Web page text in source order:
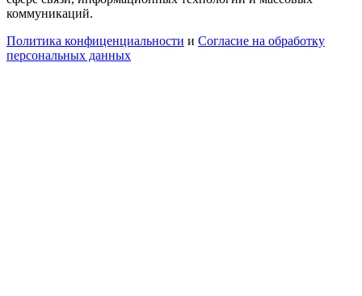
коммуникаций.
Политика конфиценциальности и Согласие на обработку
персональных данных